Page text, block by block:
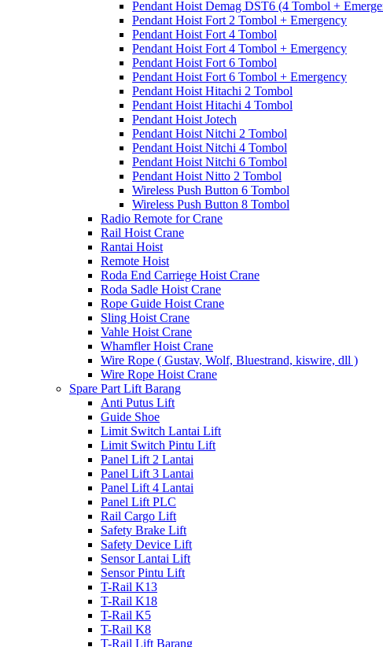
Pendant Hoist Demag DST6 (4 Tombol +
Pendant Hoist Fort 2 Tombol + Emergency
Pendant Hoist Fort 4 Tombol
Pendant Hoist Fort 4 Tombol + Emergency
Pendant Hoist Fort 6 Tombol
Pendant Hoist Fort 6 Tombol + Emergency
Pendant Hoist Hitachi 2 Tombol
Pendant Hoist Hitachi 4 Tombol
Pendant Hoist Jotech
Pendant Hoist Nitchi 2 Tombol
Pendant Hoist Nitchi 4 Tombol
Pendant Hoist Nitchi 6 Tombol
Pendant Hoist Nitto 2 Tombol
Wireless Push Button 6 Tombol
Wireless Push Button 8 Tombol
Radio Remote for Crane
Rail Hoist Crane
Rantai Hoist
Remote Hoist
Roda End Carriege Hoist Crane
Roda Sadle Hoist Crane
Rope Guide Hoist Crane
Sling Hoist Crane
Vahle Hoist Crane
Whamfler Hoist Crane
Wire Rope ( Gustav, Wolf, Bluestrand, kiswire, dll )
Wire Rope Hoist Crane
Spare Part Lift Barang
Anti Putus Lift
Guide Shoe
Limit Switch Lantai Lift
Limit Switch Pintu Lift
Panel Lift 2 Lantai
Panel Lift 3 Lantai
Panel Lift 4 Lantai
Panel Lift PLC
Rail Cargo Lift
Safety Brake Lift
Safety Device Lift
Sensor Lantai Lift
Sensor Pintu Lift
T-Rail K13
T-Rail K18
T-Rail K5
T-Rail K8
T-Rail Lift Barang